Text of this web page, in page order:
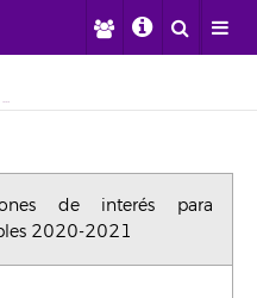
Convocatoria de expresiones de interés para subvenciones no reembolsables 2020-2021
de interés para
2020-2021